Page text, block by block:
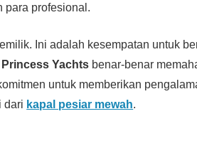
para profesional.
Ini adalah kesempatan untuk
Princess Yachts benar-benar
untuk memberikan
dari kapal pesiar mewah.